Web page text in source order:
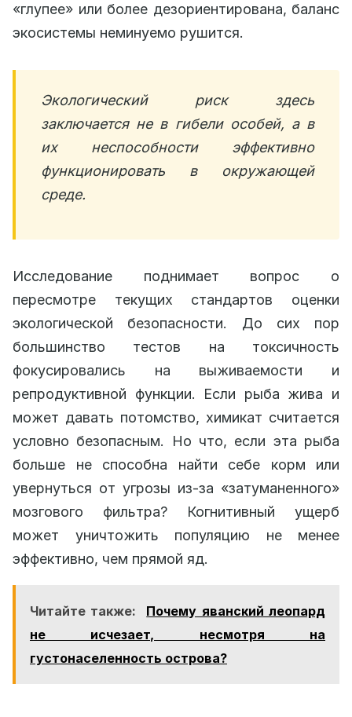
«глупее» или более дезориентирована, баланс
экосистемы неминуемо рушится.
Экологический риск здесь
заключается не в гибели особей, а в
их неспособности эффективно
функционировать в окружающей
среде.
Исследование поднимает вопрос о
пересмотре текущих стандартов оценки
экологической безопасности. До сих пор
большинство тестов на токсичность
фокусировались на выживаемости и
репродуктивной функции. Если рыба жива и
может давать потомство, химикат считается
условно безопасным. Но что, если эта рыба
больше не способна найти себе корм или
увернуться от угрозы из-за «затуманенного»
мозгового фильтра? Когнитивный ущерб
может уничтожить популяцию не менее
эффективно, чем прямой яд.
Читайте также:
Почему яванский леопард
не исчезает, несмотря на
густонаселенность острова?